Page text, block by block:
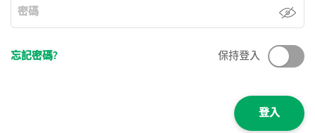
忘記密碼? 保持登入
登入